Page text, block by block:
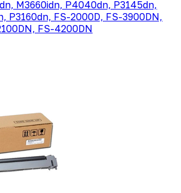
M3660idn, P4040dn, P3145dn,
P3160dn, FS-2000D, FS-3900DN,
FS-4200DN